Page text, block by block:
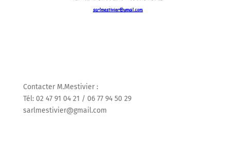
Contacter M.Mestivier :
Tél: 02 47 91 04 21 / 06 77 94 50 29
sarlmestivier@gmail.com